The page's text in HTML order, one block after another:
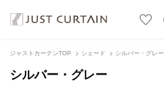
ジャストカーテンTOP シェード シルバー・グレー
シルバー・グレー